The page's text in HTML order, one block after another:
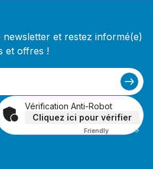
et restez informé(e)
et offres !
Vérification Anti-Robot
Cliquez ici pour vérifier
Friendly Captcha ⇗